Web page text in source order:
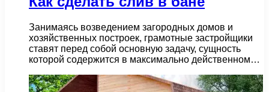
Занимаясь возведением загородных домов и
хозяйственных построек, грамотные застройщики
ставят перед собой основную задачу, сущность
которой содержится в максимально действенном…